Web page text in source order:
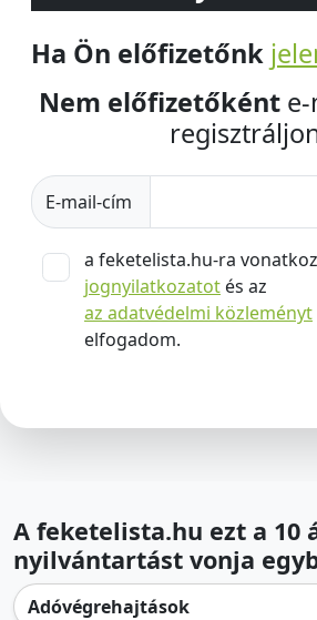
Ha Ön előfizetőnk
Nem előfizetőként
E-mail-cím
a feketelista.hu-ra
jognyilatkozatot és az
az adatvédelmi közleményt
elfogadom.
A feketelista.hu ezt a 10
nyilvántartást vonja
Adóvégrehajtások